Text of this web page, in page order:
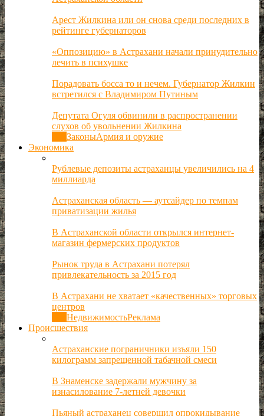
Арест Жилкина или он снова среди последних в
рейтинге губернаторов
«Оппозицию» в Астрахани начали принудительно
лечить в психушке
Порадовать босса то и нечем. Губернатор Жилкин
встретился с Владимиром Путиным
Депутата Огуля обвинили в распространении
слухов об увольнении Жилкина
ЗаконыАрмия и оружие
Экономика
Рублевые депозиты астраханцы увеличились на 4
миллиарда
Астраханская область — аутсайдер по темпам
приватизации жилья
В Астраханской области открылся интернет-
магазин фермерских продуктов
Рынок труда в Астрахани потерял
привлекательность за 2015 год
В Астрахани не хватает «качественных» торговых
центров
НедвижимостьРеклама
Происшествия
Астраханские пограничники изъяли 150
килограмм запрещенной табачной смеси
В Знаменске задержали мужчину за
изнасилование 7-летней девочки
Пьяный астраханец совершил опрокидывание